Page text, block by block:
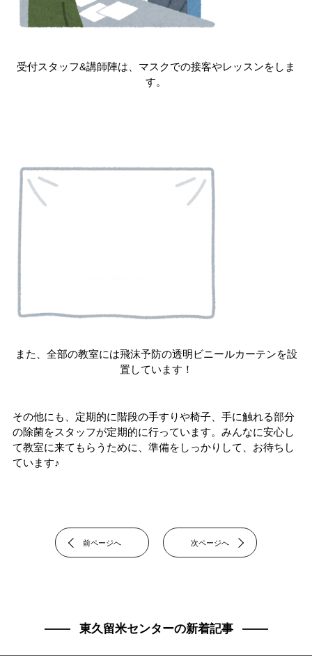
受付スタッフ&講師陣は、マスクでの接客やレッスンをしま
す。
また、全部の教室には飛沫予防の透明ビニールカーテンを設
置しています！
その他にも、定期的に階段の手すりや椅子、手に触れる部分
の除菌をスタッフが定期的に行っています。みんなに安心し
て教室に来てもらうために、準備をしっかりして、お待ちし
ています♪
前ページへ 次ページへ
東久留米センターの新着記事